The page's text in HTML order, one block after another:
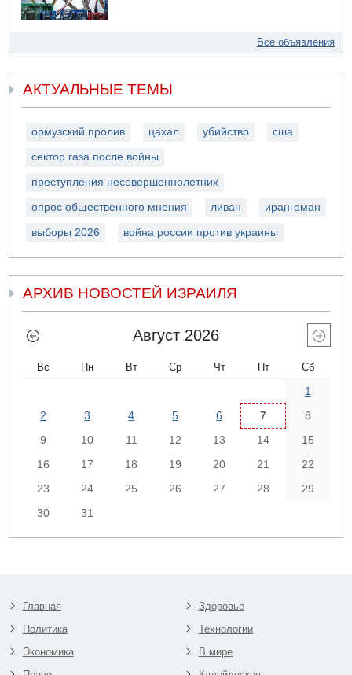
Все объявления
АКТУАЛЬНЫЕ ТЕМЫ
ормузский пролив цахал убийство сша
сектор газа после войны
преступления несовершеннолетних
опрос общественного мнения ливан иран-оман
выборы 2026 война россии против украины
АРХИВ НОВОСТЕЙ ИЗРАИЛЯ
Август 2026
Вс Пн Вт Ср Чт Пт Сб
1
2
3 4 5 6 7
8
9
10 11 12 13 14
15
16
17 18 19 20 21
22
23
24 25 26 27 28
29
30
31
Главная
Политика
Экономика
Здоровье
Технологии
В мире